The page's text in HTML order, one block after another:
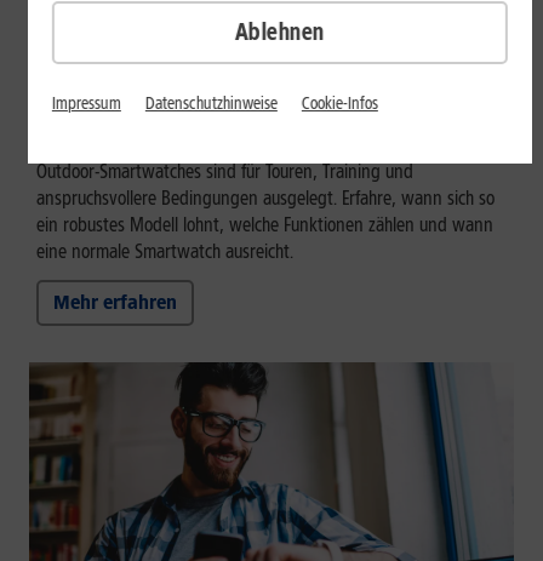
Outdoor-Smartwatch: Für wen
eignen sich die robusten Modelle?
Outdoor-Smartwatches sind für Touren, Training und
anspruchsvollere Bedingungen ausgelegt. Erfahre, wann sich so
ein robustes Modell lohnt, welche Funktionen zählen und wann
eine normale Smartwatch ausreicht.
Mehr erfahren
Ablehnen
Impressum Datenschutzhinweise Cookie-Infos